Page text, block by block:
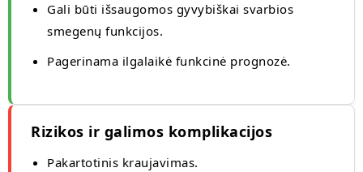
Gali būti išsaugomos gyvybiškai svarbios
smegenų funkcijos.
Pagerinama ilgalaikė funkcinė prognozė.
Rizikos ir galimos komplikacijos
Pakartotinis kraujavimas.